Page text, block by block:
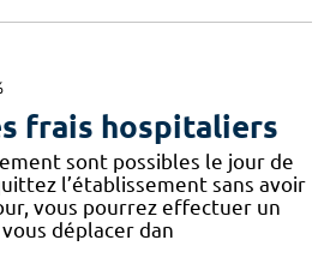
frais hospitaliers
sont possibles le jour de
l’établissement sans avoir
vous pourrez effectuer un
déplacer dan